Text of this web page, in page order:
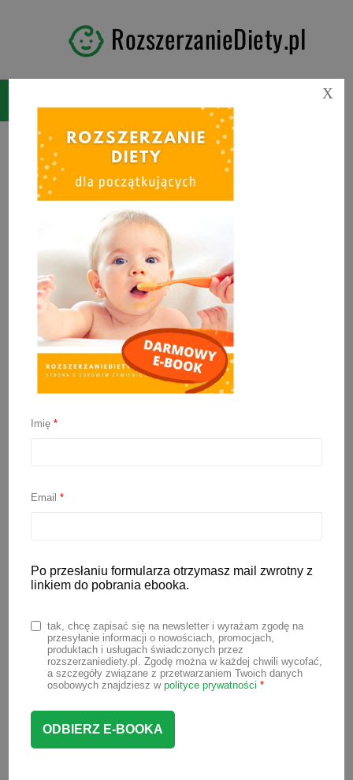
RozszerzanieDiety.pl
Jak dbać o delikatną skórę
noworodka? Pielęgnacja
15 lipca 2024
nią od pierwszego dnia życia. Noworodki
wymagają specjalnej pielęgnacji. Jest
znacznie cieńsza niż skóra dorosłych, co
sprawia, że jest bardziej podatna na
podrażnienia i uszkodzenia. Czym ją myć
i natłuszczać? Wyjaśniamy.
Imię*
Email*
Po przesłaniu formularza otrzymasz mail zwrotny z
linkiem do pobrania ebooka.
tak, chcę zapisać się na newsletter i wyrażam zgodę na
przesyłanie informacji o nowościach, promocjach,
produktach i usługach świadczonych przez
rozszerzaniediety.pl. Zgodę można w każdej chwili wycofać,
a szczegóły związane z przetwarzaniem Twoich danych
osobowych znajdziesz w polityce prywatności *
X